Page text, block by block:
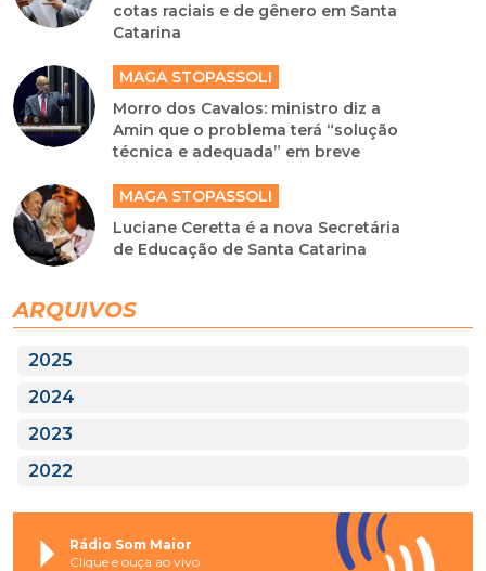
cotas raciais e de gênero em Santa
Catarina
MAGA STOPASSOLI
Morro dos Cavalos: ministro diz a
Amin que o problema terá “solução
técnica e adequada” em breve
MAGA STOPASSOLI
Luciane Ceretta é a nova Secretária
de Educação de Santa Catarina
ARQUIVOS
2025
2024
2023
2022
Rádio Som Maior
Clique e ouça ao vivo